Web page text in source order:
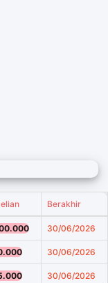
Berakhir
30/06/2026
30/06/2026
30/06/2026